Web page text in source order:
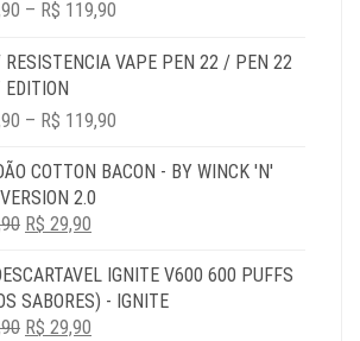
ERA:
É:
– R$ 119,90
R$ 29,90
RESISTENCIA VAPE PEN 22 / PEN 22
EDITION
– R$ 119,90
R$ 29,90
COTTON BACON - BY WINCK 'N'
2.0
O
ORIGINAL
ERA:
R$ 39,90.
R$ 29,90
ATUAL
É:
IGNITE V600 600 PUFFS
SABORES) - IGNITE
OR$ 29,90